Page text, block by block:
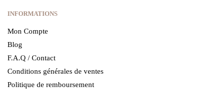
INFORMATIONS
Mon Compte
Blog
F.A.Q / Contact
Conditions générales de ventes
Politique de remboursement